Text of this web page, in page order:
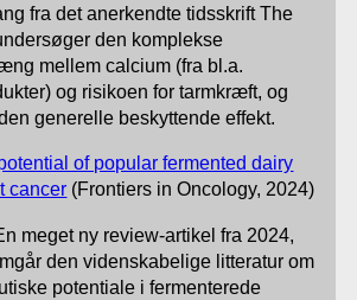
fra det anerkendte tidsskrift The
den komplekse
mellem calcium (fra bl.a.
og risikoen for tarmkræft, og
generelle beskyttende effekt.
of popular fermented dairy
cancer (Frontiers in Oncology, 2024)
meget ny review-artikel fra 2024,
den videnskabelige litteratur om
potentiale i fermenterede